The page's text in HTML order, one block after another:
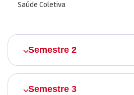
Saúde Coletiva
Semestre 2
Semestre 3